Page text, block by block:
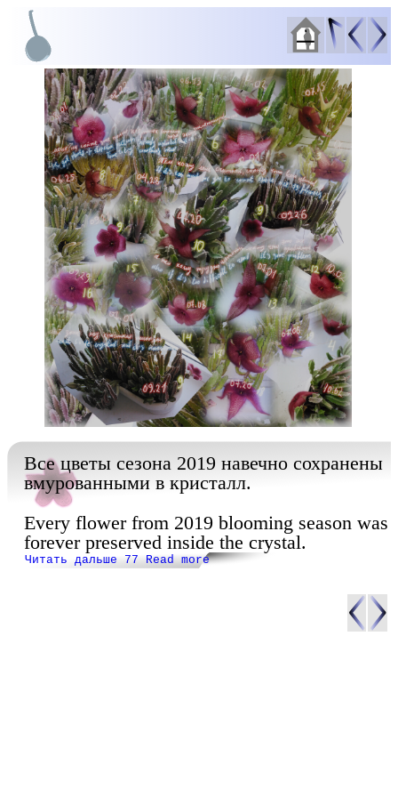
Все цветы сезона 2019 навечно сохранены
вмурованными в кристалл.
Every flower from 2019 blooming season was
forever preserved inside the crystal.
Читать дальше 77 Read more